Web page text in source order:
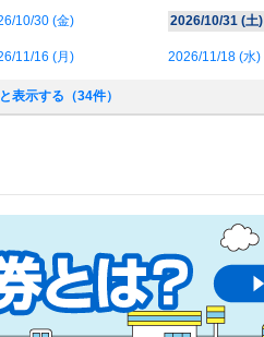
10/30 (金) 2026/10/31 (土)
11/16 (月 ) 2026/11/18 (水)
表示する（34件）